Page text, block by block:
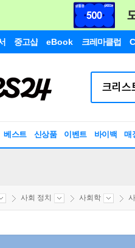
중고샵 eBook 크레마클럽
베스트 신상품 이벤트 바이백 매
사회 정치 사회학